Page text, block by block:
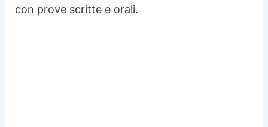
con prove scritte e orali.